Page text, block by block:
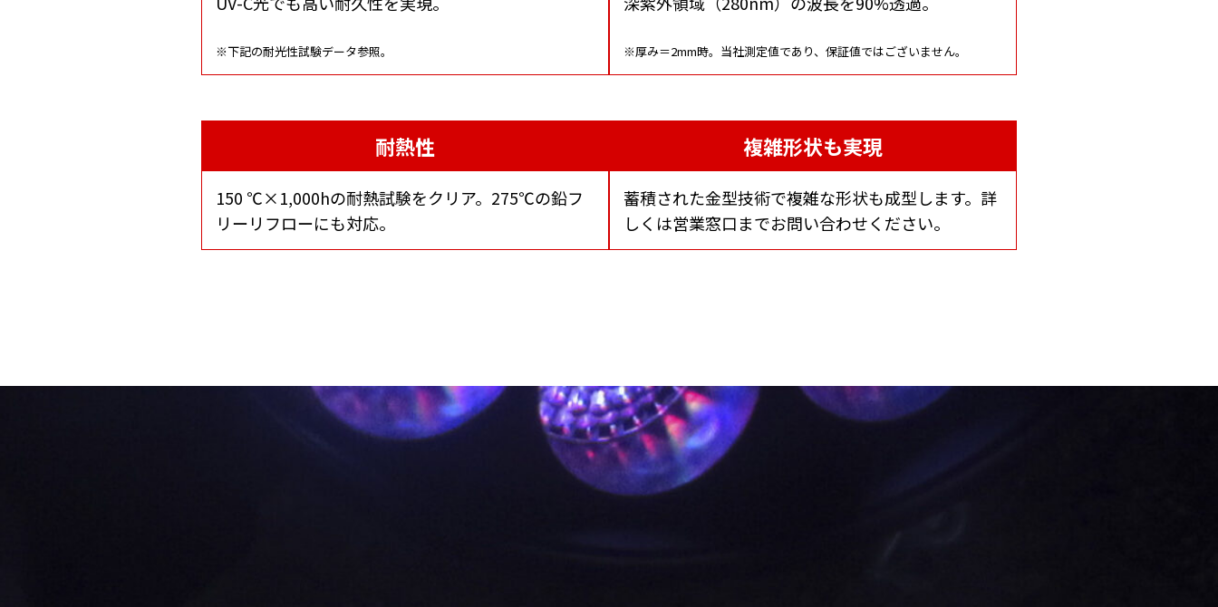
※下記の耐光性試験データ参照。 ※厚み＝2mm時。当社測定値であり、保証値ではございません。
耐熱性
150 ℃×1,000hの耐熱試験をクリア。275℃の鉛フ
リーリフローにも対応。
複雑形状も実現
蓄積された金型技術で複雑な形状も成型します。詳
しくは営業窓口までお問い合わせください。